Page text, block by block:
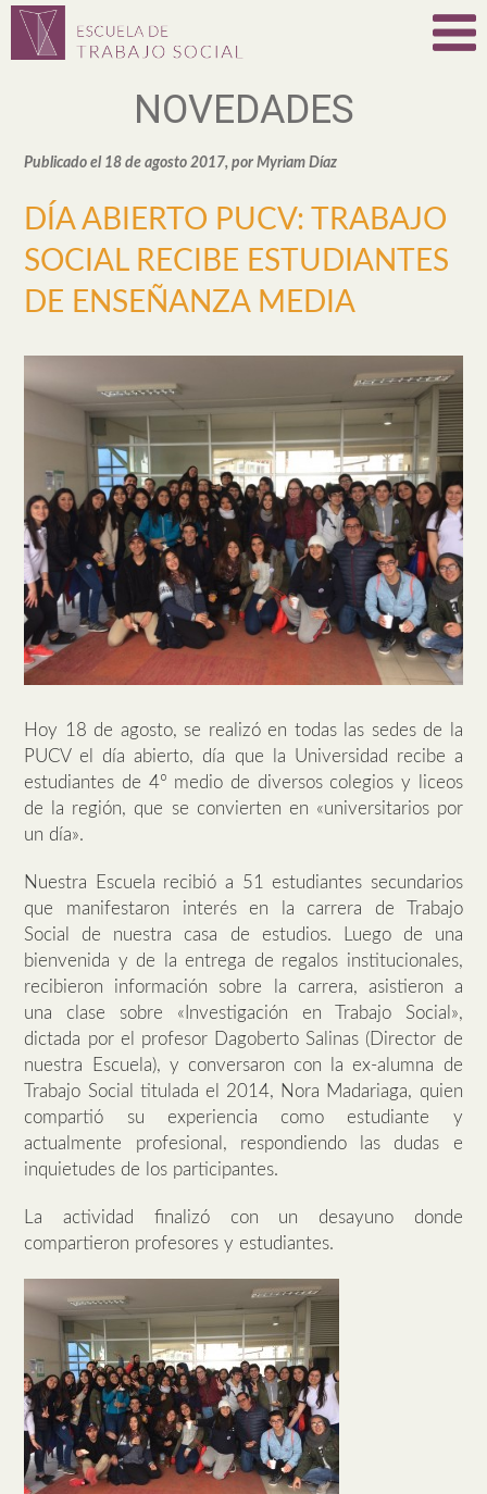
NOVEDADES
Publicado el 18 de agosto 2017, por Myriam Díaz
DÍA ABIERTO PUCV: TRABAJO
SOCIAL RECIBE ESTUDIANTES
DE ENSEÑANZA MEDIA
Hoy 18 de agosto, se realizó en todas las sedes de la
PUCV el día abierto, día que la Universidad recibe a
estudiantes de 4º medio de diversos colegios y liceos
de la región, que se convierten en «universitarios por
un día».
Nuestra Escuela recibió a 51 estudiantes secundarios
que manifestaron interés en la carrera de Trabajo
Social de nuestra casa de estudios. Luego de una
bienvenida y de la entrega de regalos institucionales,
recibieron información sobre la carrera, asistieron a
una clase sobre «Investigación en Trabajo Social»,
dictada por el profesor Dagoberto Salinas (Director de
nuestra Escuela), y conversaron con la ex-alumna de
Trabajo Social titulada el 2014, Nora Madariaga, quien
compartió su experiencia como estudiante y
actualmente profesional, respondiendo las dudas e
inquietudes de los participantes.
La actividad finalizó con un desayuno donde
compartieron profesores y estudiantes.